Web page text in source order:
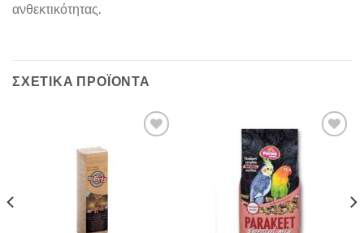
ανθεκτικότητας.
ΣΧΕΤΙΚΆ ΠΡΟΪΌΝΤΑ